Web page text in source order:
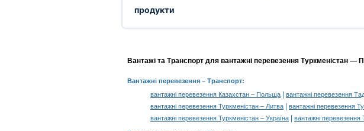
продукти
Вантажі та Транспорт для вантажні перевезення Туркменістан —
Вантажні перевезення – Транспорт:
вантажні перевезення Казахстан – Польща
вантажні перевезення
вантажні перевезення Туркменістан – Литва вантажні перевезення
вантажні перевезення Туркменістан – Україна вантажні перевезення